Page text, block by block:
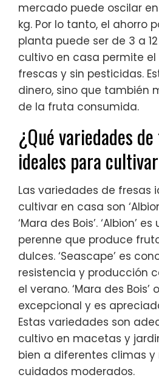
mercado puede oscilar
kg. Por lo tanto, el ahorro
planta puede ser de 3 a
cultivo en casa permite
frescas y sin pesticidas.
dinero, sino que también
de la fruta consumida.
¿Qué variedades
ideales para
Las variedades de fresas
cultivar en casa son
‘Mara des Bois’. ‘Albion’
perenne que produce
dulces. ‘Seascape’ es
resistencia y producción
el verano. ‘Mara des
excepcional y es
Estas variedades son
cultivo en macetas y
bien a diferentes climas y
cuidados moderados.